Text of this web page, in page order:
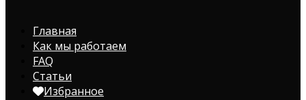
Главная
Как мы работаем
FAQ
Статьи
Избранное